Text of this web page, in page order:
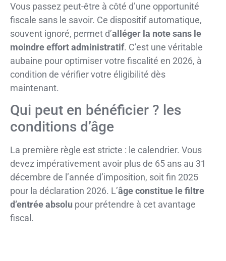
Vous passez peut-être à côté d’une opportunité
fiscale sans le savoir. Ce dispositif automatique,
souvent ignoré, permet d’alléger la note sans le
moindre effort administratif. C’est une véritable
aubaine pour optimiser votre fiscalité en 2026, à
condition de vérifier votre éligibilité dès
maintenant.
Qui peut en bénéficier ? les
conditions d’âge
La première règle est stricte : le calendrier. Vous
devez impérativement avoir plus de 65 ans au 31
décembre de l’année d’imposition, soit fin 2025
pour la déclaration 2026. L’âge constitue le filtre
d’entrée absolu pour prétendre à cet avantage
fiscal.